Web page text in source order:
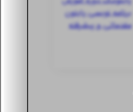
برنامه نویسی پایتون
مقدماتی و پیشرفته